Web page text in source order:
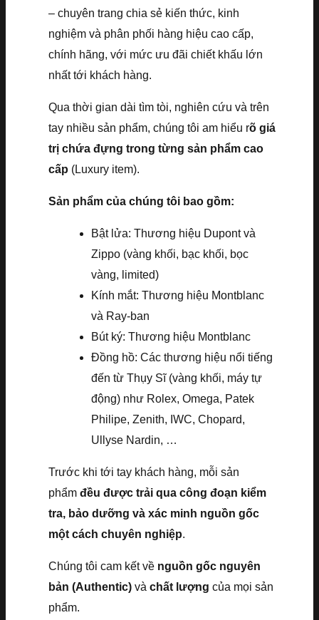
– chuyên trang chia sẻ kiến thức, kinh
nghiệm và phân phối hàng hiệu cao cấp,
chính hãng, với mức ưu đãi chiết khấu lớn
nhất tới khách hàng.
Qua thời gian dài tìm tòi, nghiên cứu và trên
tay nhiều sản phẩm, chúng tôi am hiểu rõ giá
trị chứa đựng trong từng sản phẩm cao
cấp (Luxury item).
Sản phẩm của chúng tôi bao gồm:
Bật lửa: Thương hiệu Dupont và
Zippo (vàng khối, bạc khối, bọc
vàng, limited)
Kính mắt: Thương hiệu Montblanc
và Ray-ban
Bút ký: Thương hiệu Montblanc
Đồng hồ: Các thương hiệu nổi tiếng
đến từ Thụy Sĩ (vàng khối, máy tự
động) như Rolex, Omega, Patek
Philipe, Zenith, IWC, Chopard,
Ullyse Nardin, …
Trước khi tới tay khách hàng, mỗi sản
phẩm đều được trải qua công đoạn kiểm
tra, bảo dưỡng và xác minh nguồn gốc
một cách chuyên nghiệp.
Chúng tôi cam kết về nguồn gốc nguyên
bản (Authentic) và chất lượng của mọi sản
phẩm.